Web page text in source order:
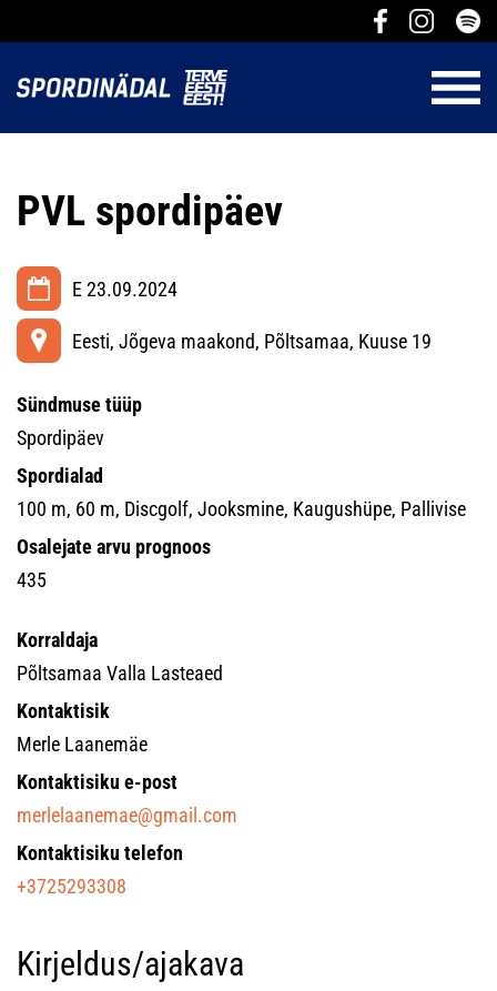
PVL spordipäev
E 23.09.2024
Eesti, Jõgeva maakond, Põltsamaa, Kuuse 19
Sündmuse tüüp
Spordipäev
Spordialad
100 m, 60 m, Discgolf, Jooksmine, Kaugushüpe, Pallivise
Osalejate arvu prognoos
435
Korraldaja
Põltsamaa Valla Lasteaed
Kontaktisik
Merle Laanemäe
Kontaktisiku e-post
merlelaanemae@gmail.com
Kontaktisiku telefon
+3725293308
Kirjeldus/ajakava